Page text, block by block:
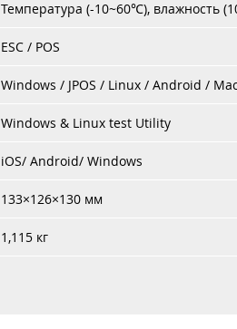
Температура (-10~60℃), влажность
ESC / POS
Windows / JPOS / Linux / Android /
Windows & Linux test Utility
iOS/ Android/ Windows
133×126×130 мм
1,115 кг